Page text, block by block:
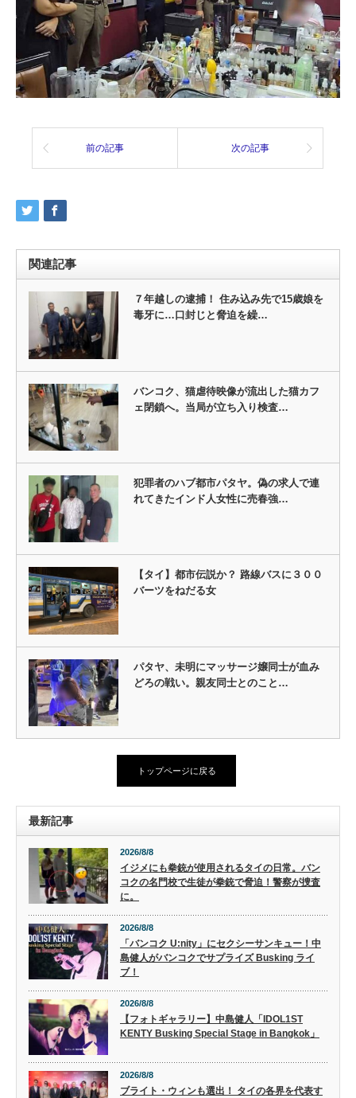
前の記事 次の記事
関連記事
７年越しの逮捕！ 住み込み先で15歳娘を
毒牙に…口封じと脅迫を繰…
バンコク、猫虐待映像が流出した猫カフ
ェ閉鎖へ。当局が立ち入り検査…
犯罪者のハブ都市パタヤ。偽の求人で連
れてきたインド人女性に売春強…
【タイ】都市伝説か？ 路線バスに３００
バーツをねだる女
パタヤ、未明にマッサージ嬢同士が血み
どろの戦い。親友同士とのこと…
トップページに戻る
最新記事
2026/8/8
イジメにも拳銃が使用されるタイの日常。バン
コクの名門校で生徒が拳銃で脅迫！警察が捜査
に。
2026/8/8
「バンコク U:nity」にセクシーサンキュー！中
島健人がバンコクでサプライズ Busking ライ
ブ！
2026/8/8
【フォトギャラリー】中島健人「IDOL1ST
KENTY Busking Special Stage in Bangkok」
2026/8/8
ブライト・ウィンも選出！ タイの各界を代表す